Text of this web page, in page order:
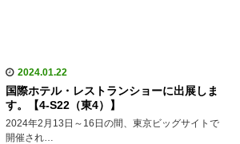
2024.01.22
国際ホテル・レストランショーに出展しま
す。【4-S22（東4）】
2024年2月13日～16日の間、東京ビッグサイトで
開催され…